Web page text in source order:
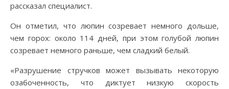
рассказал специалист.
Он отметил, что люпин созревает немного дольше,
чем горох: около 114 дней, при этом голубой люпин
созревает немного раньше, чем сладкий белый.
«Разрушение стручков может вызывать некоторую
озабоченность, что диктует низкую скорость